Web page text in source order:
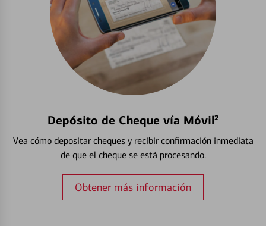
Depósito de Cheque vía Móvil²
Vea cómo depositar cheques y recibir confirmación inmediata
de que el cheque se está procesando.
Obtener más información